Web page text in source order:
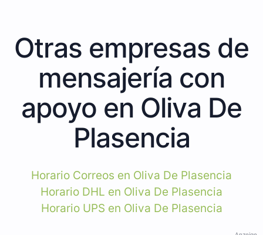
Otras empresas de
mensajería con
apoyo en Oliva De
Plasencia
Horario Correos en Oliva De Plasencia
Horario DHL en Oliva De Plasencia
Horario UPS en Oliva De Plasencia